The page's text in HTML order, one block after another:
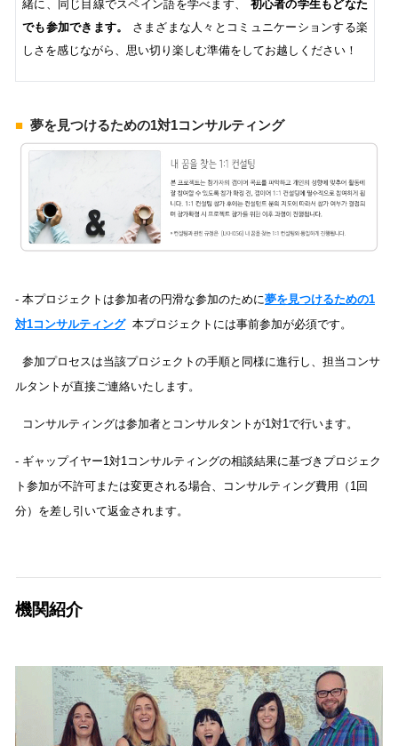
緒に、同じ目線でスペイン語を学べます、
初心者の学生もどなた
でも参加できます。 さまざまな人々とコミュニケーションする楽
しさを感じながら、思い切り楽しむ準備をしてお越しください ！
■ 夢を見つけるための1対1コンサルティング
- 本プロジェクトは参加者の円滑な参加のために夢を見つけるための1
対1コンサルティング 本プロジェクトには事前参加が必須です。
参加プロセスは当該プロジェクトの手順と同様に進行し、担当コンサ
ルタントが直接ご連絡いたします。
コンサルティングは参加者とコンサルタントが1対1で行います。
- ギャップイヤー1対1コンサルティングの相談結果に基づきプロジェク
ト参加が不許可または変更される場合、コンサルティング費用（1回
分）を差し引いて返金されます。
機関紹介